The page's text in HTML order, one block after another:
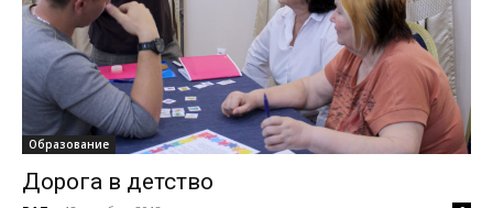
Образование
Дорога в детство